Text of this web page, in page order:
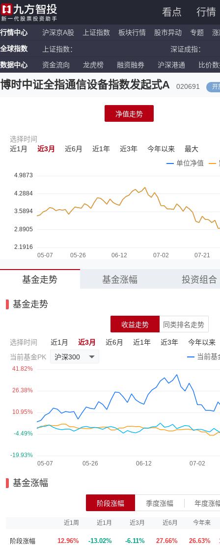
看点 行情
行情中心 沪深京A股 上证指数 板块行情 股市异动 专题
全球指数 上证指数： 深证成指：
恒生指数： 国企指数：
纳斯达克ETF： 标普500ETF：
数据中心 资金流向 龙虎榜 融资融券 沪深港通 比价
博时中证全指通信设备指数发起式A 020691 开
净值走势
选择时间
近1月
近3月 近6月 近1年 近3年 今年以来 最大
基金走势 基金涨幅 投资组合
基金走势
收益走势 同类排名走势
选择时间 近1月 近3月 近6月 近1年 近3年
今年以来
当前基金PK
沪深300
基金涨幅
阶段涨幅 季度涨幅 年度涨
近1周 近1月 近3月 近6月 今年来
阶段涨幅 12.96% -13.02% -6.11% 27.66% 26.63%